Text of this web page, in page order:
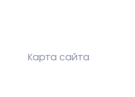
Карта сайта